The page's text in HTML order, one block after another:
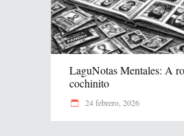
LaguNotas Mentales: A
cochinito
24 febrero, 2026